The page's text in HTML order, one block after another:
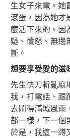
生女子來電。她
滾蛋，因為她才
麼活下來的。因
疑、憤怒、無邊
斷。
想要享受愛的滋
先生快刀斬亂麻
我，打電話、跟
去鬧得滿城風雨
都一樣，下一個
於是，我這一蹲